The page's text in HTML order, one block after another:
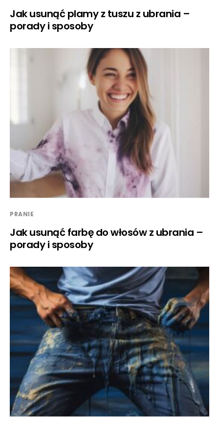
Jak usunąć plamy z tuszu z ubrania –
porady i sposoby
PRANIE
Jak usunąć farbę do włosów z ubrania –
porady i sposoby